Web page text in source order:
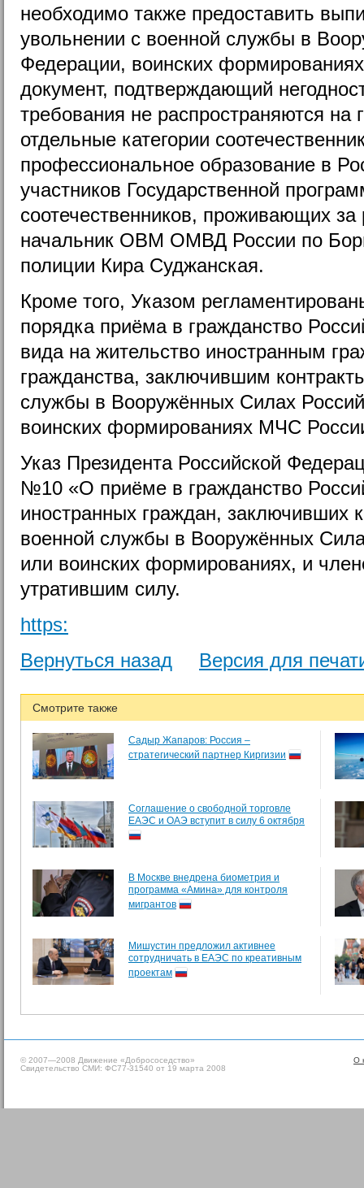
необходимо также предоставить
увольнении с военной службы в
Федерации, воинских
документ, подтверждающий
требования не распространяются на
отдельные категории
профессиональное образование в
участников Государственной
соотечественников, проживающих
начальник ОВМ ОМВД России по
полиции Кира Суджанская.
Кроме того, Указом
порядка приёма в гражданство
вида на жительство иностранным
гражданства, заключившим
службы в Вооружённых Силах
воинских формированиях МЧС
Указ Президента Российской
№10 «О приёме в гражданство
иностранных граждан, заключивших
военной службы в Вооружённых
или воинских формированиях, и
утратившим силу.
https:
Вернуться назад
Версия для
Смотрите также
Садыр Жапаров: Россия –
стратегический партнер Киргизии
Соглашение о свободной торговле
ЕАЭС и ОАЭ вступит в силу 6 октября
В Москве внедрена биометрия и
программа «Амина» для контроля
мигрантов
Мишустин предложил активнее
сотрудничать в ЕАЭС по креативным
проектам
О
© 2007—2008 Движение «Добрососедство»
Свидетельство СМИ: ФС77-31540 от 19 марта 2008